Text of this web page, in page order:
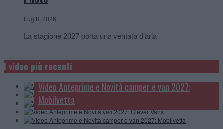
Lug 8, 2026
La stagione 2027 porta una ventata d’aria
I video più recenti
McLouis
Video Anteprime e Novità camper 2027: Carthago
Video Anteprime e novità camper, van e caravan:
Knaus
Video Anteprime e Novità van 2027: Clever Vans
Video Anteprime e Novità camper e van 2027:
Mobilvetta